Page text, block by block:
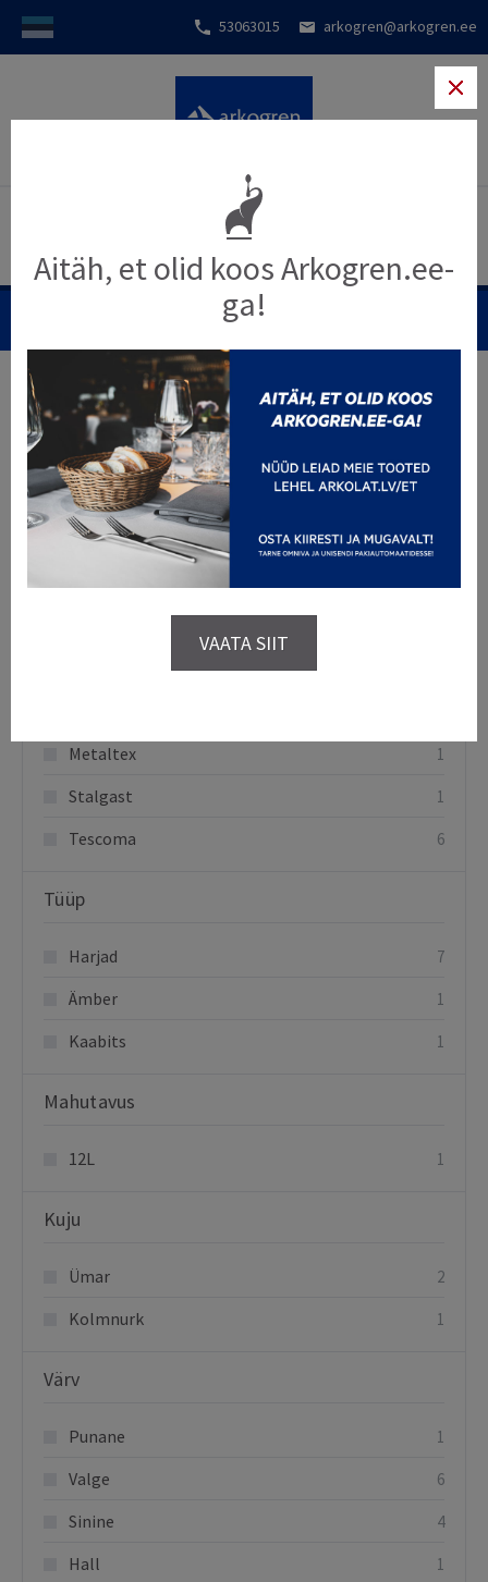
53063015 arkogren@arkogren.ee
Kaupade valimise alus
Kaubamärgid
Arkolat 1
Metaltex 1
Stalgast 1
Tescoma 6
Tüüp
Harjad 7
Ämber 1
Kaabits 1
Mahutavus
12L 1
Kuju
Ümar 2
Kolmnurk 1
Värv
Punane 1
Valge 6
Sinine 4
Hall 1
Aitäh, et olid koos Arkogren.ee-
ga!
VAATA SIIT